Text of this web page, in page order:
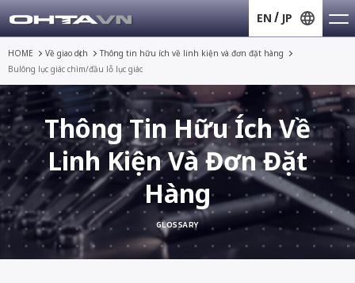
EN JP
HOME Về giao dịch Thông tin hữu ích về linh kiện và đơn đặt hàng
Bulông lục giác chìm/đầu lỗ lục giác
Thông Tin Hữu Ích Về
Linh Kiện Và Đơn Đặt
Hàng
GLOSSARY